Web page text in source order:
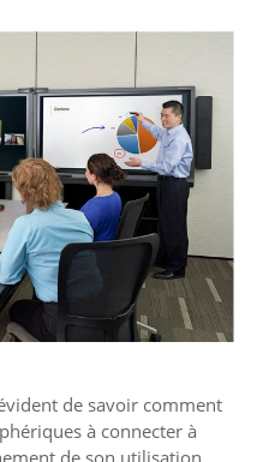
de savoir comment
à connecter à
de son utilisation.